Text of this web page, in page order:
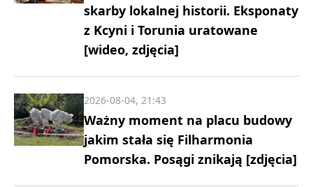
skarby lokalnej historii. Eksponaty
z Kcyni i Torunia uratowane
[wideo, zdjęcia]
Ważny moment na placu budowy
jakim stała się Filharmonia
Pomorska. Posągi znikają [zdjęcia]
2026-08-04, 21:43